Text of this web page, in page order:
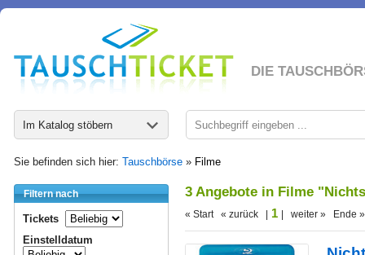
DIE
Im Katalog stöbern
Sie befinden sich hier: Tauschbörse » Filme
Filtern nach
Tickets
Einstelldatum
3 Angebote in Filme
« Start « zurück | 1 | weiter » Ende »